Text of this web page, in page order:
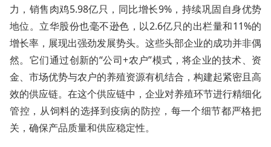
力，销售肉鸡5.98亿只，同比增长9%，持续巩固自身优势
地位。立华股份也毫不逊色，以2.6亿只的出栏量和11%的
增长率，展现出强劲发展势头。这些头部企业的成功并非偶
然。它们通过创新的“公司+农户”模式，将企业的技术、资
金、市场优势与农户的养殖资源有机结合，构建起紧密且高
效的供应链。在这个供应链中，企业对养殖环节进行精细化
管控，从饲料的选择到疫病的防控，每一个细节都严格把
关，确保产品质量和供应稳定性。